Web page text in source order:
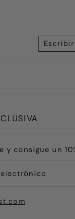
y consigue un